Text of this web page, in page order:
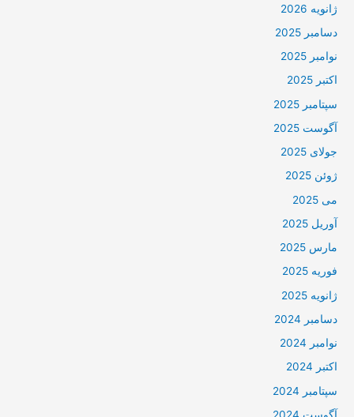
ژانویه 2026
دسامبر 2025
نوامبر 2025
اکتبر 2025
سپتامبر 2025
آگوست 2025
جولای 2025
ژوئن 2025
می 2025
آوریل 2025
مارس 2025
فوریه 2025
ژانویه 2025
دسامبر 2024
نوامبر 2024
اکتبر 2024
سپتامبر 2024